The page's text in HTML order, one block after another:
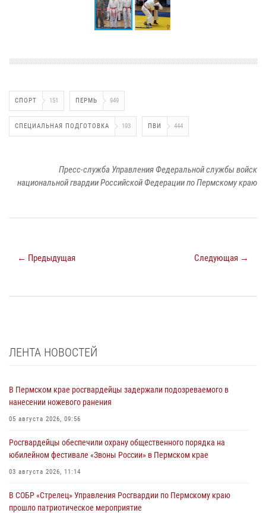
СПОРТ 151 ПЕРМЬ 949
СПЕЦИАЛЬНАЯ ПОДГОТОВКА 193 ПВИ 444
Пресс-служба Управления Федеральной службы войск
национальной гвардии Российской Федерации по Пермскому краю
← Предыдущая Следующая →
ЛЕНТА НОВОСТЕЙ
В Пермском крае росгвардейцы задержали подозреваемого в
нанесении ножевого ранения
05 августа 2026, 09:56
Росгвардейцы обеспечили охрану общественного порядка на
юбилейном фестивале «Звоны России» в Пермском крае
03 августа 2026, 11:14
В СОБР «Стрелец» Управления Росгвардии по Пермскому краю
прошло патриотическое мероприятие